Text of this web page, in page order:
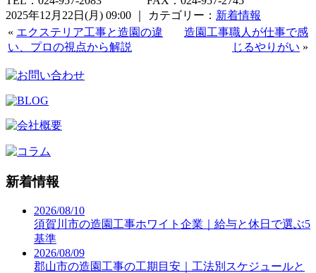
2025年12月22日(月) 09:00 ｜ カテゴリー： 新着情報
« エクステリア工事と造園の違
い、プロの視点から解説
造園工事職人が仕事で感
じるやりがい »
新着情報
2026/08/10
須賀川市の造園工事ホワイト企業｜給与と休日で選ぶ5
基準
2026/08/09
郡山市の造園工事の工期目安｜工法別スケジュールと